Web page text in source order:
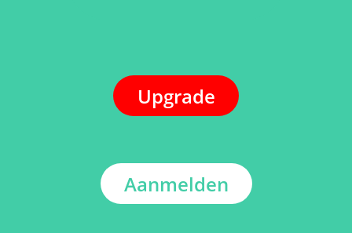
Upgrade
Aanmelden